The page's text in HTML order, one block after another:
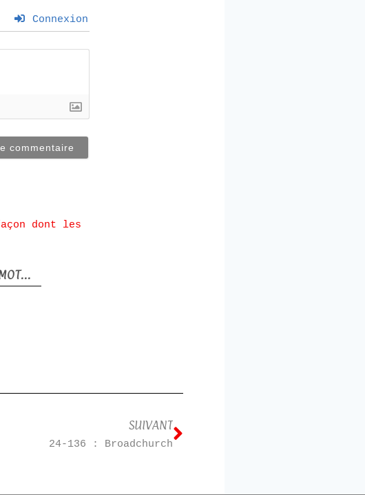
Connexion
dont les
SUIVANT
24-136 : Broadchurch